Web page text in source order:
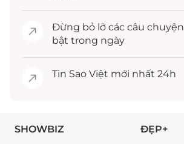
Đừng bỏ lỡ các câu chuyện
bật trong ngày
Tin Sao Việt mới nhất 24h
SHOWBIZ ĐẸP+